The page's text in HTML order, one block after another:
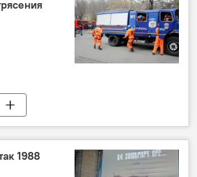
1988 года
это было
1988